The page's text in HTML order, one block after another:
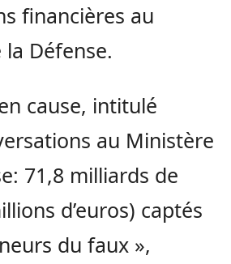
financières au
Défense.
cause, intitulé
au Ministère
71,8 milliards de
d’euros) captés
du faux »,